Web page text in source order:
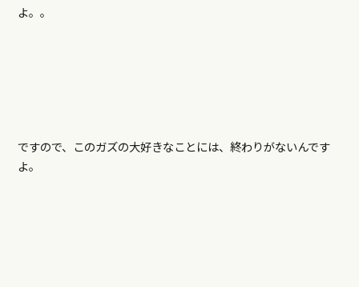
よ。。
ですので、このガズの大好きなことには、終わりがないんです
よ。